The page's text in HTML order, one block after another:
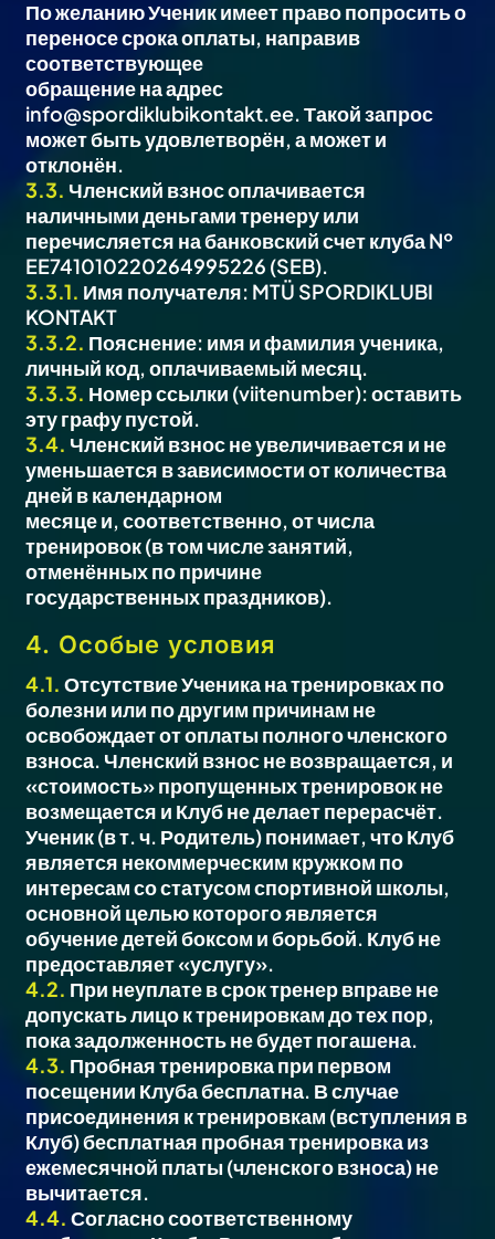
По желанию Ученик имеет право попросить о
переносе срока оплаты, направив
соответствующее
обращение на адрес
info@spordiklubikontakt.ee. Такой запрос
может быть удовлетворён, а может и
отклонён.
3.3. Членский взнос оплачивается
наличными деньгами тренеру или
перечисляется на банковский счет клуба №
EE741010220264995226 (SEB).
3.3.1. Имя получателя: MTÜ SPORDIKLUBI
KONTAKT
3.3.2. Пояснение: имя и фамилия ученика,
личный код, оплачиваемый месяц.
3.3.3. Номер ссылки (viitenumber): оставить
эту графу пустой.
3.4. Членский взнос не увеличивается и не
уменьшается в зависимости от количества
дней в календарном
месяце и, соответственно, от числа
тренировок (в том числе занятий,
отменённых по причине
государственных праздников).
4. Особые условия
4.1. Отсутствие Ученика на тренировках по
болезни или по другим причинам не
освобождает от оплаты полного членского
взноса. Членский взнос не возвращается, и
«стоимость» пропущенных тренировок не
возмещается и Клуб не делает перерасчёт.
Ученик (в т. ч. Родитель) понимает, что Клуб
является некоммерческим кружком по
интересам со статусом спортивной школы,
основной целью которого является
обучение детей боксом и борьбой. Клуб не
предоставляет «услугу».
4.2. При неуплате в срок тренер вправе не
допускать лицо к тренировкам до тех пор,
пока задолженность не будет погашена.
4.3. Пробная тренировка при первом
посещении Клуба бесплатна. В случае
присоединения к тренировкам (вступления в
Клуб) бесплатная пробная тренировка из
ежемесячной платы (членского взноса) не
вычитается.
4.4. Согласно соответственному